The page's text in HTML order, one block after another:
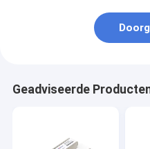
Geadviseerde